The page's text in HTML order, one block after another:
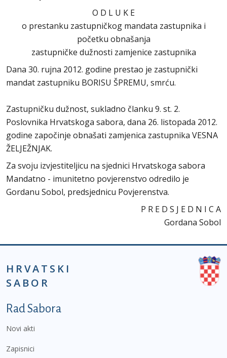
O D L U K E
o prestanku zastupničkog mandata zastupnika i
početku obnašanja
zastupničke dužnosti zamjenice zastupnika
Dana 30. rujna 2012. godine prestao je zastupnički
mandat zastupniku BORISU ŠPREMU, smrću.
Zastupničku dužnost, sukladno članku 9. st. 2.
Poslovnika Hrvatskoga sabora, dana 26. listopada 2012.
godine započinje obnašati zamjenica zastupnika VESNA
ŽELJEŽNJAK.
Za svoju izvjestiteljicu na sjednici Hrvatskoga sabora
Mandatno - imunitetno povjerenstvo odredilo je
Gordanu Sobol, predsjednicu Povjerenstva.
P R E D S J E D N I C A
Gordana Sobol
HRVATSKI
SABOR
Podnožje prvi izbornik
Rad Sabora
Novi akti
Zapisnici